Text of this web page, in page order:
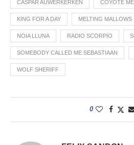
CASPAR AUWERKERKEN COYOTE
KING FOR A DAY MELTING MALLOWS
NOIA LLUNA RADIO SCORPIO
SOMEBODY CALLED ME SEBASTIAAN
WOLF SHERIFF
0